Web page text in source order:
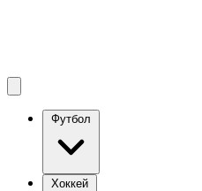
Футбол
Хоккей